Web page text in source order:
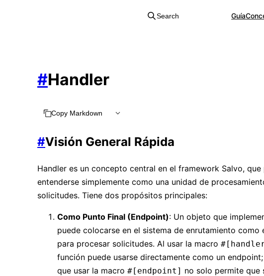
Search Guía
#Handler
Copy Markdown
#Visión General Rápida
Handler es un concepto central en el framework Salvo, que
entenderse simplemente como una unidad de
solicitudes. Tiene dos propósitos principales:
Como Punto Final (Endpoint): Un objeto que
puede colocarse en el sistema de enrutamiento como
para procesar solicitudes. Al usar la macro
función puede usarse directamente como un
que usar la macro #[endpoint] no solo permite que